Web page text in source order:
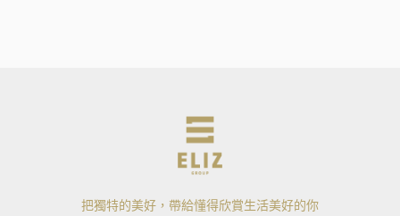
把獨特的美好，帶給懂得欣賞生活美好的你